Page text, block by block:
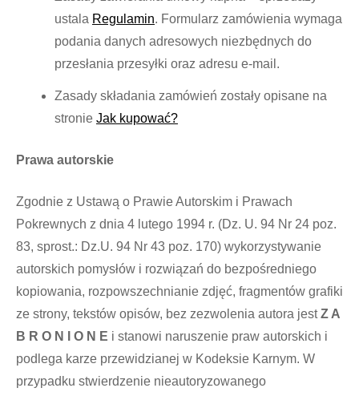
ustala Regulamin. Formularz zamówienia wymaga
podania danych adresowych niezbędnych do
przesłania przesyłki oraz adresu e-mail.
Zasady składania zamówień zostały opisane na
stronie Jak kupować?
Prawa autorskie
Zgodnie z Ustawą o Prawie Autorskim i Prawach
Pokrewnych z dnia 4 lutego 1994 r. (Dz. U. 94 Nr 24 poz.
83, sprost.: Dz.U. 94 Nr 43 poz. 170) wykorzystywanie
autorskich pomysłów i rozwiązań do bezpośredniego
kopiowania, rozpowszechnianie zdjęć, fragmentów grafiki
ze strony, tekstów opisów, bez zezwolenia autora jestZ A
B R O N I O N E i stanowi naruszenie praw autorskich i
podlega karze przewidzianej w Kodeksie Karnym. W
przypadku stwierdzenie nieautoryzowanego